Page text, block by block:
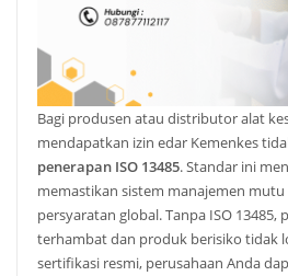
Bagi produsen atau distributor alat
mendapatkan izin edar Kemenkes
penerapan ISO 13485. Standar ini
memastikan sistem manajemen
persyaratan global. Tanpa ISO 13485,
terhambat dan produk berisiko tidak
sertifikasi resmi, perusahaan Anda